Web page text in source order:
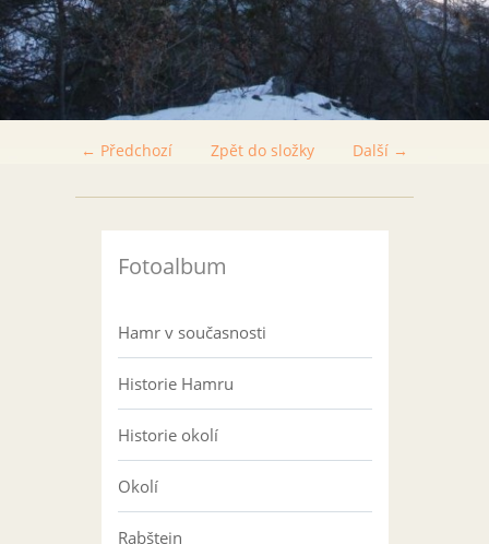
← Předchozí Další →
Zpět do složky
Fotoalbum
Hamr v současnosti
Historie Hamru
Historie okolí
Okolí
Rabštejn